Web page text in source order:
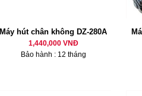
Máy hút chân không DZ-280A
1,440,000 VNĐ
Bảo hành : 12 tháng